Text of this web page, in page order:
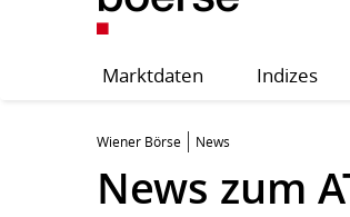
Marktdaten Indizes
Wiener Börse News
News zum